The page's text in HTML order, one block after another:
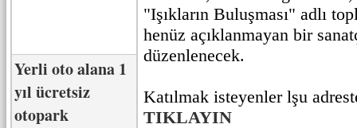
Yerli oto alana 1
yıl ücretsiz
otopark
"Işıkların Buluşması" adlı
henüz açıklanmayan bir
düzenlenecek.
Katılmak isteyenler lşu
TIKLAYIN